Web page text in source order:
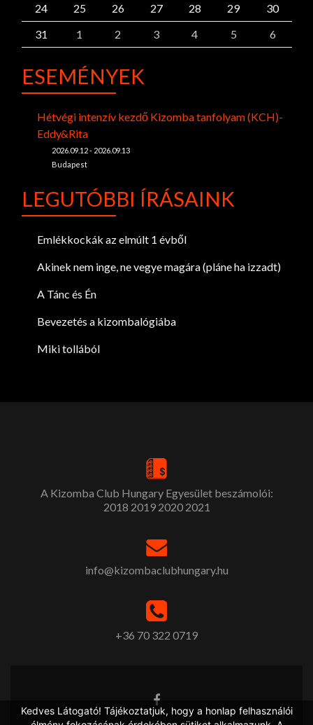
24
25 26 27 28 29
30
31
1 2 3 4 5 6
ESEMÉNYEK
Hétvégi intenzív kezdő Kizomba tanfolyam (KCH)-
Eddy&Rita
2026.09.12 - 2026.09.13
Budapest
LEGUTÓBBI ÍRÁSAINK
Emlékkockák az elmúlt 1 évből
Akinek nem inge, ne vegye magára (pláne ha izzadt)
A Tánc és Én
Bevezetés a kizombalógiába
Miki tollából
A Kizomba Club Hungary Egyesület beszámolói:
2018 2019 2020 2021
info@kizombaclubhungary.hu
+36 70 322 0719
Kedves Látogató! Tájékoztatjuk, hogy a honlap felhasználói